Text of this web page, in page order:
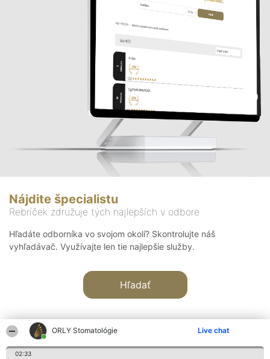
ORLY Stomatológie Live chat
02:33
Nájdite špecialistu
Rebríček združuje tých najlepších v odbore
Hľadáte odborníka vo svojom okolí? Skontrolujte náš
vyhľadávač. Využívajte len tie najlepšie služby.
Hľadať